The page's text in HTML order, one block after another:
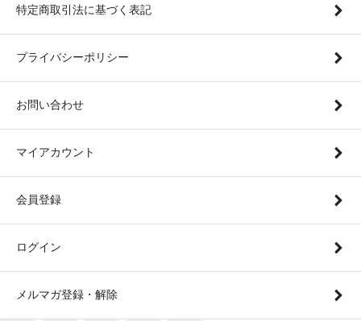
特定商取引法に基づく表記
プライバシーポリシー
お問い合わせ
マイアカウント
会員登録
ログイン
メルマガ登録・解除